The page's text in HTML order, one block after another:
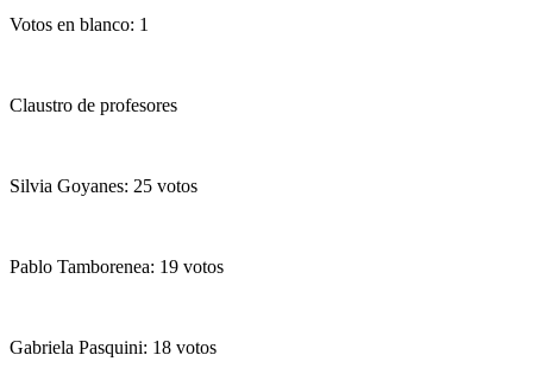
Votos en blanco: 1
Claustro de profesores
Silvia Goyanes: 25 votos
Pablo Tamborenea: 19 votos
Gabriela Pasquini: 18 votos